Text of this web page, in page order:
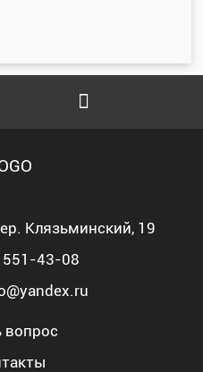
Клязьминский, 19
551-43-08
вопрос